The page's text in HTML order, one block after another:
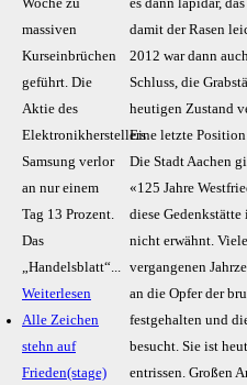
Woche zu
massiven
Kurseinbrüchen
geführt. Die
Aktie des
Elektronikherstellers
Samsung verlor
an nur einem
Tag 13 Prozent.
Das
„Handelsblatt“...
Weiterlesen
Alle Zeichen
stehn auf
Frieden(stage)
es dann lapidar,
damit der Rasen
2012 war dann
Schluss, die
heutigen Zustand
Eine letzte
Die Stadt Aachen
«125 Jahre
diese
nicht erwähnt.
vergangenen
an die Opfer der
festgehalten und
besucht. Sie ist
entrissen. Großen